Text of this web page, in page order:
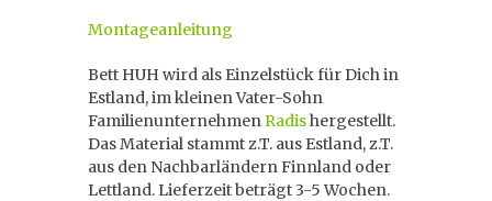
Montageanleitung
Bett HUH wird als Einzelstück für Dich in
Estland, im kleinen Vater-Sohn
FamilienunternehmenRadishergestellt.
Das Material stammt z.T. aus Estland, z.T.
aus den Nachbarländern Finnland oder
Lettland. Lieferzeit beträgt 3-5 Wochen.